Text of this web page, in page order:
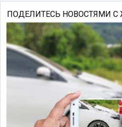
ПОДЕЛИТЕСЬ НОВОСТЯМИ